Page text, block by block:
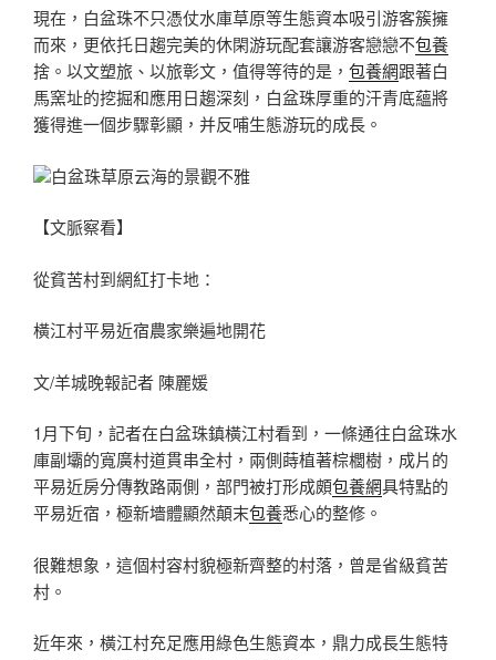
現在，白盆珠不只憑仗水庫草原等生態資本吸引游客簇擁
而來，更依托日趨完美的休閑游玩配套讓游客戀戀不包養
捨。以文塑旅、以旅彰文，值得等待的是， 包養網跟著白
馬窯址的挖掘和應用日趨深刻，白盆珠厚重的汗青底蘊將
獲得進一個步驟彰顯，并反哺生態游玩的成長。
白盆珠草原云海的景觀不雅
【文脈察看】
從貧苦村到網紅打卡地：
橫江村平易近宿農家樂遍地開花
文/羊城晚報記者 陳麗媛
1月下旬，記者在白盆珠鎮橫江村看到，一條通往白盆珠水
庫副壩的寬廣村道貫串全村，兩側蒔植著棕櫚樹，成片的
平易近房分傳教路兩側，部門被打形成頗包養網具特點的
平易近宿，極新墻體顯然顛末包養悉心的整修。
很難想象，這個村容村貌極新齊整的村落，曾是省級貧苦
村。
近年來，橫江村充足應用綠色生態資本，鼎力成長生態特